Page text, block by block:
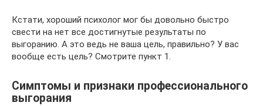
Кстати, хороший психолог мог бы довольно быстро
свести на нет все достигнутые результаты по
выгоранию. А это ведь не ваша цель, правильно? У вас
вообще есть цель? Смотрите пункт 1.
Симптомы и признаки профессионального
выгорания